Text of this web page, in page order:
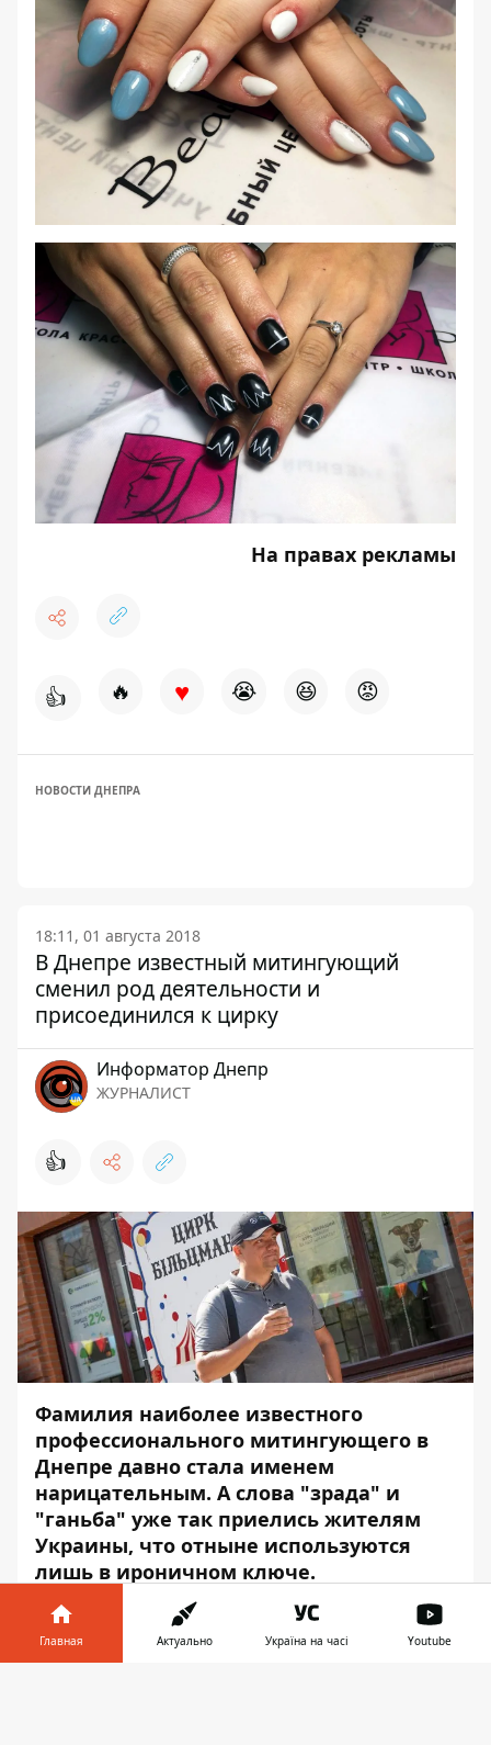
На правах рекламы
👍 🔥 ♥ 😭 😆 😡
НОВОСТИ ДНЕПРА
18:11, 01 августа 2018
В Днепре известный митингующий
сменил род деятельности и
присоединился к цирку
Информатор Днепр
ЖУРНАЛИСТ
👍
Фамилия наиболее известного
профессионального митингующего в
Днепре давно стала именем
нарицательным. А слова "зрада" и
"ганьба" уже так приелись жителям
Украины, что отныне используются
лишь в ироничном ключе.
Эксплуатация образа патриота,
борющегося с сепаратизмом,
коррупцией и "всейфигней" давно не
Главная Актуально Україна на часі Youtube